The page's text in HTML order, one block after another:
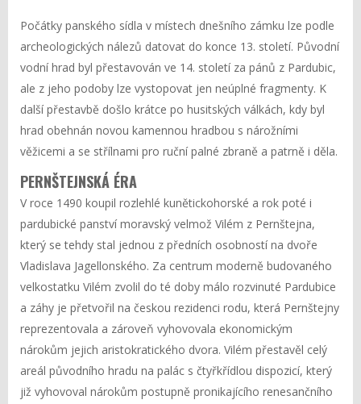
Počátky panského sídla v místech dnešního zámku lze podle
archeologických nálezů datovat do konce 13. století. Původní
vodní hrad byl přestavován ve 14. století za pánů z Pardubic,
ale z jeho podoby lze vystopovat jen neúplné fragmenty. K
další přestavbě došlo krátce po husitských válkách, kdy byl
hrad obehnán novou kamennou hradbou s nárožními
věžicemi a se střílnami pro ruční palné zbraně a patrně i děla.
PERNŠTEJNSKÁ ÉRA
V roce 1490 koupil rozlehlé kunětickohorské a rok poté i
pardubické panství moravský velmož Vilém z Pernštejna,
který se tehdy stal jednou z předních osobností na dvoře
Vladislava Jagellonského. Za centrum moderně budovaného
velkostatku Vilém zvolil do té doby málo rozvinuté Pardubice
a záhy je přetvořil na českou rezidenci rodu, která Pernštejny
reprezentovala a zároveň vyhovovala ekonomickým
nárokům jejich aristokratického dvora. Vilém přestavěl celý
areál původního hradu na palác s čtyřkřídlou dispozicí, který
již vyhovoval nárokům postupně pronikajícího renesančního